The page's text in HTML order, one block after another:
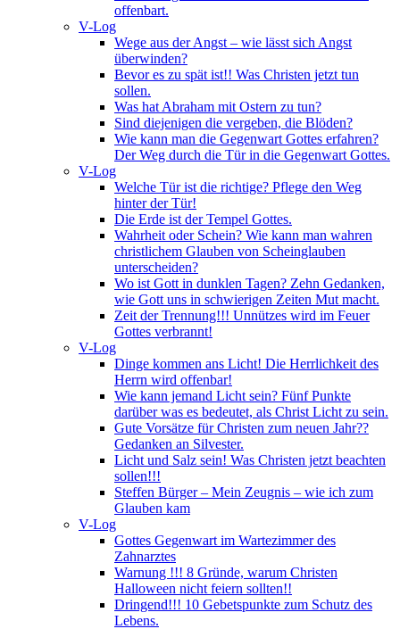
offenbart.
V-Log
Wege aus der Angst – wie lässt sich Angst
überwinden?
Bevor es zu spät ist!! Was Christen jetzt tun
sollen.
Was hat Abraham mit Ostern zu tun?
Sind diejenigen die vergeben, die Blöden?
Wie kann man die Gegenwart Gottes erfahren?
Der Weg durch die Tür in die Gegenwart Gottes.
V-Log
Welche Tür ist die richtige? Pflege den Weg
hinter der Tür!
Die Erde ist der Tempel Gottes.
Wahrheit oder Schein? Wie kann man wahren
christlichem Glauben von Scheinglauben
unterscheiden?
Wo ist Gott in dunklen Tagen? Zehn Gedanken,
wie Gott uns in schwierigen Zeiten Mut macht.
Zeit der Trennung!!! Unnützes wird im Feuer
Gottes verbrannt!
V-Log
Dinge kommen ans Licht! Die Herrlichkeit des
Herrn wird offenbar!
Wie kann jemand Licht sein? Fünf Punkte
darüber was es bedeutet, als Christ Licht zu sein.
Gute Vorsätze für Christen zum neuen Jahr??
Gedanken an Silvester.
Licht und Salz sein! Was Christen jetzt beachten
sollen!!!
Steffen Bürger – Mein Zeugnis – wie ich zum
Glauben kam
V-Log
Gottes Gegenwart im Wartezimmer des
Zahnarztes
Warnung !!! 8 Gründe, warum Christen
Halloween nicht feiern sollten!!
Dringend!!! 10 Gebetspunkte zum Schutz des
Lebens.